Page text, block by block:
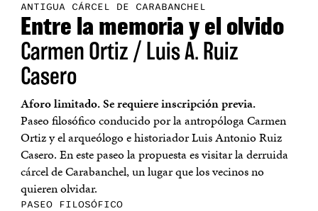
ANTIGUA CÁRCEL DE CARABANCHEL
Entre la memoria y el olvido
Carmen Ortiz / Luis A. Ruiz
Casero
Aforo limitado. Se requiere inscripción previa.
Paseo filosófico conducido por la antropóloga Carmen
Ortiz y el arqueólogo e historiador Luis Antonio Ruiz
Casero. En este paseo la propuesta es visitar la derruida
cárcel de Carabanchel, un lugar que los vecinos no
quieren olvidar.
PASEO FILOSÓFICO